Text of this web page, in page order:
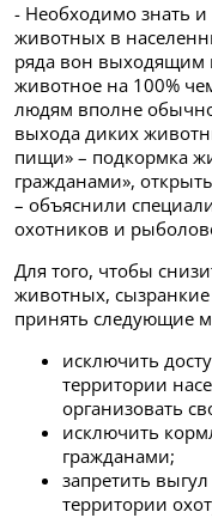
- Необходимо знать
животных в
ряда вон выходящим
животное на 100%
людям вполне
выхода диких
пищи» – подкормка
гражданами»,
– объяснили
охотников и
Для того, чтобы
животных,
принять следующие
исключить
территории
организовать
исключить
гражданами;
запретить
территории